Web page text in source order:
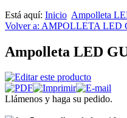
Está aquí: Inicio Ampolleta
Volver a: AMPOLLETA LED
Ampolleta LED
Llámenos y haga su pedido.